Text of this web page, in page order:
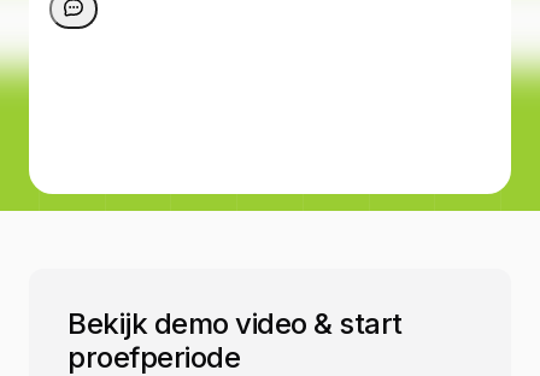
Bekijk demo video & start
proefperiode